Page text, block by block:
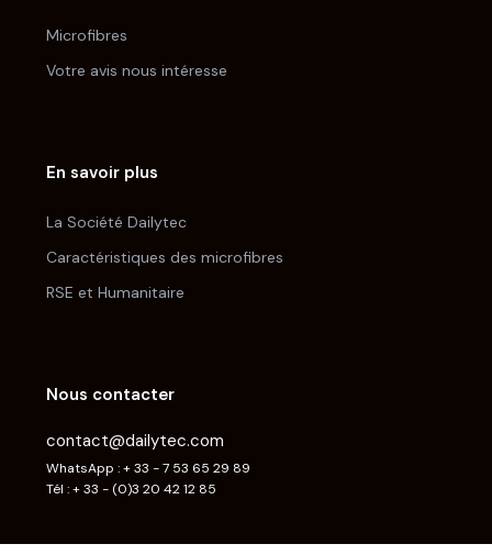
Microfibres
Votre avis nous intéresse
En savoir plus
La Société Dailytec
Caractéristiques des microfibres
RSE et Humanitaire
Nous contacter
contact@dailytec.com
WhatsApp : + 33 - 7 53 65 29 89
Tél : + 33 - (0)3 20 42 12 85